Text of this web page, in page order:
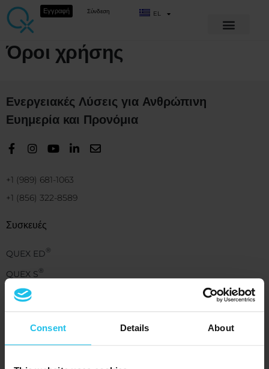
Consent Details About
Εγγραφή Σύνδεση EL
Όροι χρήσης
Ενεργειακές Λύσεις για Ανθρώπινη
Ευημερία και Προνόμια
+1 (989) 681-1063
+1 (856) 322-8589
Συσκευές
QUEX ED®
QUEX S®
SCIO
EDUCTOR
Πόροι